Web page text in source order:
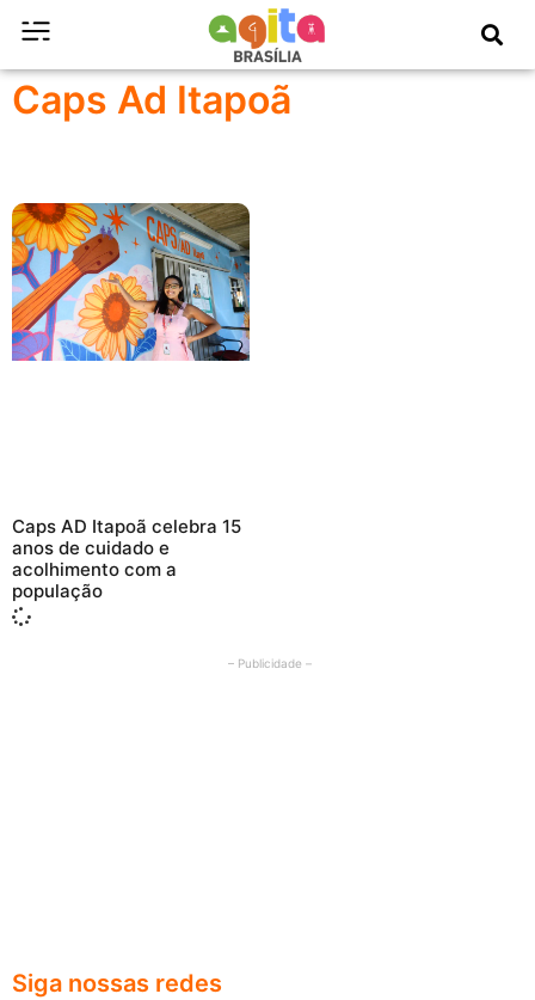
Caps Ad Itapoã
Caps AD Itapoã celebra 15
anos de cuidado e
acolhimento com a
população
– Publicidade –
Siga nossas redes